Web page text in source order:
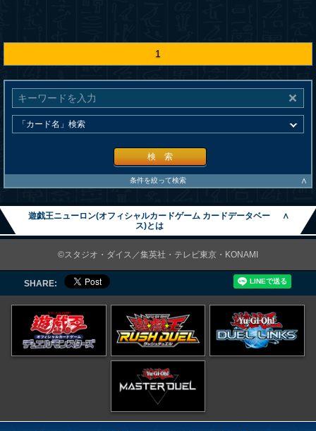
1
検 索
条件を絞って検索 ∧
遊戯王ニューロン(オフィシャルカードゲーム カードデータベー
ス)とは
∧
©スタジオ・ダイス／集英社・テレビ東京・KONAMI
SHARE: